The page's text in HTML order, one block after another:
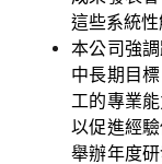
這些系統性
本公司強
中長期目
工的專業
以促進經
舉辦年度